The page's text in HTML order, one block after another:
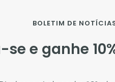
BOLETIM DE
e ganhe